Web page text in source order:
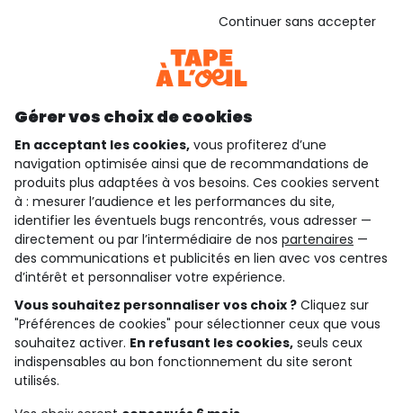
Gardez le contact avec Tape à l’Oeil, inscrivez-
vous à la newsletter !
Je m'inscris
Rejoignez la communauté !
4.6/5
Basé sur 7 323 avis soumis à un contrôle
Voir l’attestation de confiance
Consulter les CGU
Téléchargez notre application
Découvrir notre application
Gérer vos choix de cookies
En acceptant les cookies, vous profiterez d’une
navigation optimisée ainsi que de recommandations de
produits plus adaptées à vos besoins. Ces cookies servent
à : mesurer l’audience et les performances du site,
identifier les éventuels bugs rencontrés, vous adresser —
directement ou par l’intermédiaire de nos partenaires —
des communications et publicités en lien avec vos centres
d’intérêt et personnaliser votre expérience.
Vous souhaitez personnaliser vos choix ? Cliquez sur
"Préférences de cookies" pour sélectionner ceux que vous
souhaitez activer. En refusant les cookies, seuls ceux
indispensables au bon fonctionnement du site seront
utilisés.
Continuer sans accepter